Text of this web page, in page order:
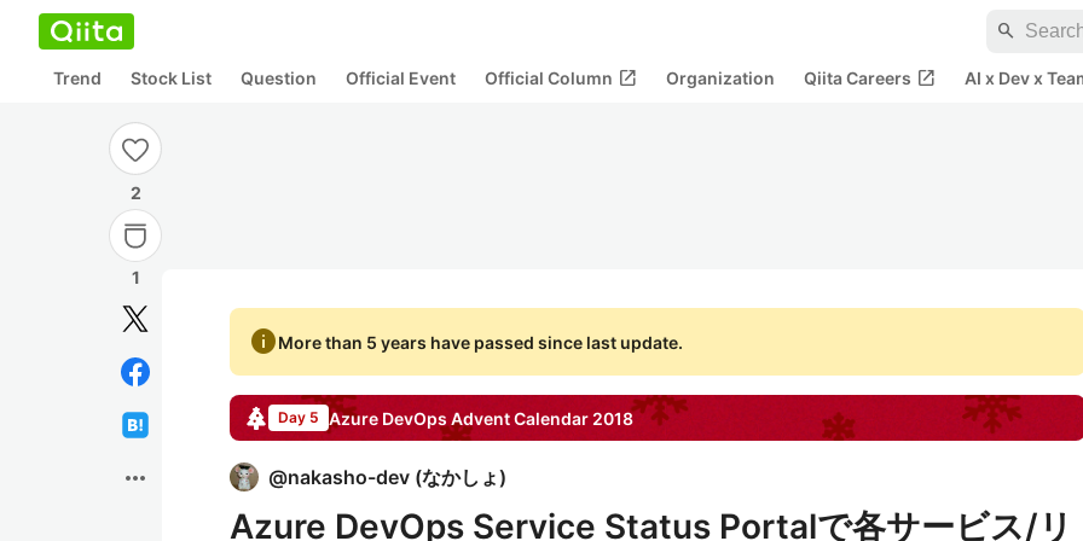
search
Trend Stock List Question Official Event Official Column open_in_new Organization Qiita Careers open_in_new AI x Dev x
2
1
more_horiz
infoMore than 5 years have passed since last update.
Day 5 Azure DevOps Advent Calendar 2018
@nakasho-dev (なかしょ)
Azure DevOps Service Status Portalで各サービス/リ